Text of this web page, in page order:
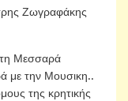
Ζωγραφάκης
Μεσσαρά
με την Μουσικη..
της κρητικής